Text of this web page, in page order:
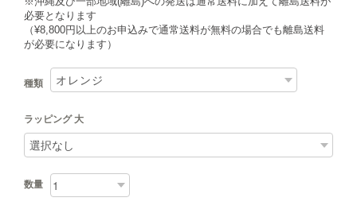
必要となります
（¥8,800円以上のお申込みで通常送料が無料の場合でも離島送料
が必要になります）
種類
ラッピング 大
数量